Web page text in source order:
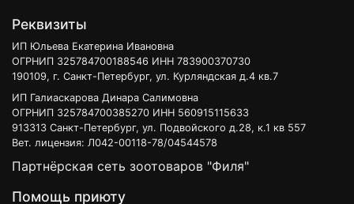
Реквизиты
ИП Юльева Екатерина Ивановна
ОГРНИП 325784700188546 ИНН 783900370730
190109, г. Санкт-Петербург, ул. Курляндская д.4 кв.7
ИП Галиаскарова Динара Салимовна
ОГРНИП 325784700385270 ИНН 560915115633
913313 Санкт-Петербург, ул. Подвойского д.28, к.1 кв 557
Вет. лицензия: Л042-00118-78/04544578
Партнёрская сеть зоотоваров "Филя"
Помощь приюту